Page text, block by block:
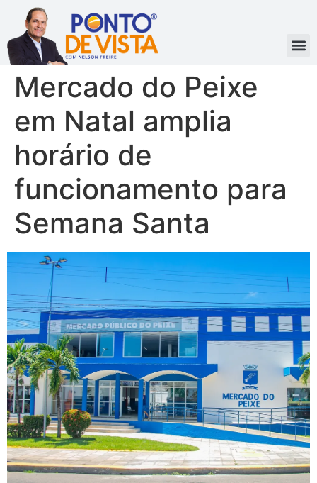
Mercado do Peixe
em Natal amplia
horário de
funcionamento para
Semana Santa